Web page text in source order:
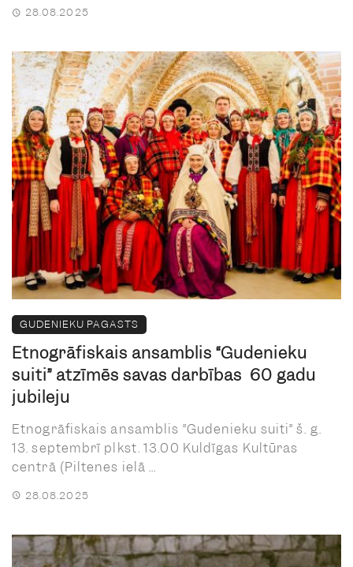
28.08.2025
GUDENIEKU PAGASTS
Etnogrāfiskais ansamblis “Gudenieku
suiti” atzīmēs savas darbības 60 gadu
jubileju
Etnogrāfiskais ansamblis “Gudenieku suiti” š. g.
13. septembrī plkst. 13.00 Kuldīgas Kultūras
centrā (Piltenes ielā ...
28.08.2025